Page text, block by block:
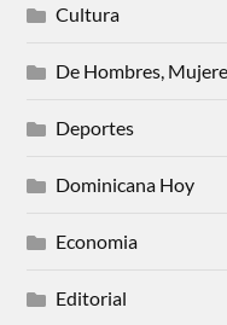
Cultura
De Hombres,
Deportes
Dominicana Hoy
Economia
Editorial